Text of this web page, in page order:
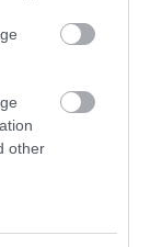
other
μέσα σε
και
ζευγάρι